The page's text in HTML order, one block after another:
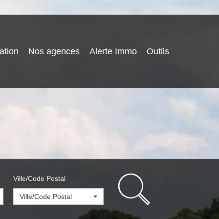
Nos agences Alerte Immo Outils
Ville/Code Postal
Ville/Code Postal